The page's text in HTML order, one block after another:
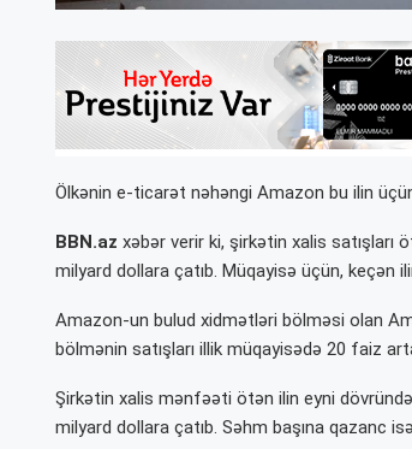
Ölkənin e-ticarət nəhəngi Amazon bu ilin
BBN.az xəbər verir ki, şirkətin xalis satışları
milyard dollara çatıb. Müqayisə üçün, keçən
Amazon-un bulud xidmətləri bölməsi olan
bölmənin satışları illik müqayisədə 20 faiz
Şirkətin xalis mənfəəti ötən ilin eyni
milyard dollara çatıb. Səhm başına qazanc